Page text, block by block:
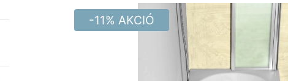
-11% AKCIÓ